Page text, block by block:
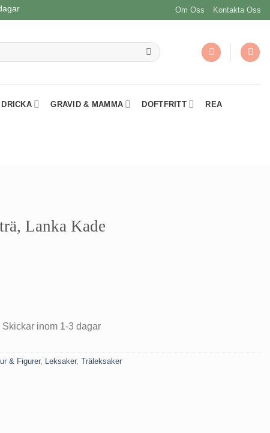
Om Oss Kontakta Oss
GRAVID & MAMMA DOFTFRITT REA
Lanka Kade
inom 1-3 dagar
& Figurer, Leksaker, Träleksaker